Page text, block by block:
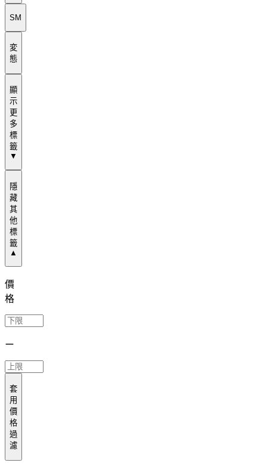
SM
変
態
顯
示
更
多
標
籤
▼
隱
藏
其
他
標
籤
▲
價
格
ー
套
用
價
格
過
濾